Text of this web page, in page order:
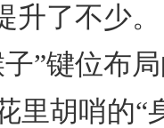
了不少。
”键位布
里胡哨的“